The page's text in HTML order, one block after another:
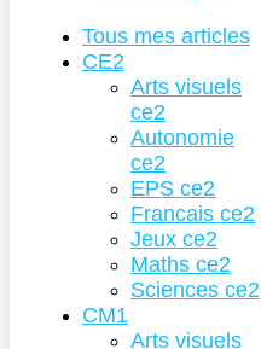
Tous mes articles
CE2
Arts visuels
ce2
Autonomie
ce2
EPS ce2
Francais ce2
Jeux ce2
Maths ce2
Sciences ce2
CM1
Arts visuels